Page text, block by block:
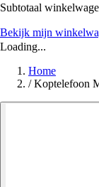
Subtotaal
Bekijk mijn
Loading...
Home
/ Koptelefoon